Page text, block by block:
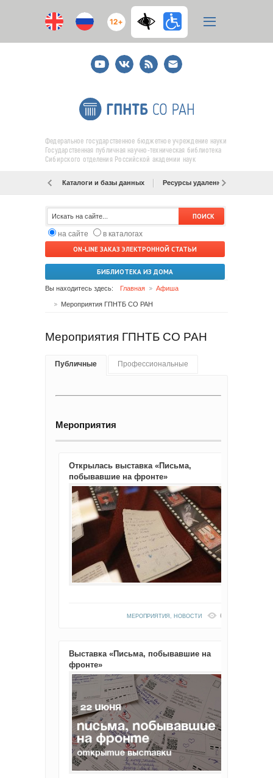
12+
YoutubeВКонтакте
RSS
E-
mail
подписка
Федеральное государственное бюджетное учреждение науки
Государственная публичная научно-техническая библиотека
Сибирского отделения Российской академии наук
Каталоги и базы данных Ресурсы удаленного доступа
на сайте
в каталогах
ON-LINE ЗАКАЗ ЭЛЕКТРОННОЙ СТАТЬИ
БИБЛИОТЕКА ИЗ ДОМА
Вы находитесь здесь: Главная Афиша
Мероприятия ГПНТБ СО РАН
Мероприятия ГПНТБ СО РАН
Публичные Профессиональные
Мероприятия
Открылась выставка «Письма,
побывавшие на фронте»
МЕРОПРИЯТИЯ , НОВОСТИ 602
Выставка «Письма, побывавшие на
фронте»